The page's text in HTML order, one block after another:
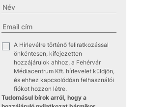
A Hírlevélre történő feliratkozással
önkéntesen, kifejezetten
hozzájárulok ahhoz, a Fehérvár
Médiacentrum Kft. hírlevelet küldjön,
és ehhez kapcsolódóan felhasználói
fiókot hozzon létre.
Tudomásul bírok arról, hogy a